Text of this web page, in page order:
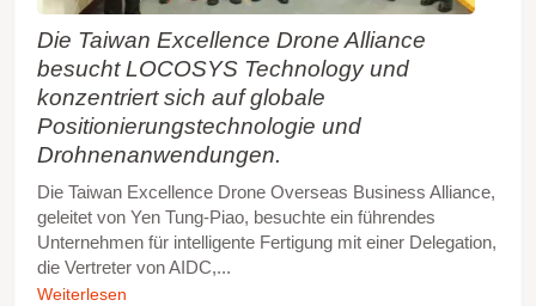
Die Taiwan Excellence Drone Alliance
besucht LOCOSYS Technology und
konzentriert sich auf globale
Positionierungstechnologie und
Drohnenanwendungen.
Die Taiwan Excellence Drone Overseas Business Alliance,
geleitet von Yen Tung-Piao, besuchte ein führendes
Unternehmen für intelligente Fertigung mit einer Delegation,
die Vertreter von AIDC,...
Weiterlesen